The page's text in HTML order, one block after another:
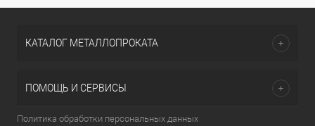
КАТАЛОГ МЕТАЛЛОПРОКАТА
ПОМОЩЬ И СЕРВИСЫ
Политика обработки персональных данных